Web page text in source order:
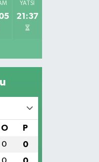
YATSI
21:37
O P
0 0